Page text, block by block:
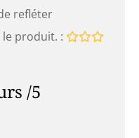
refléter
le produit. :
/5